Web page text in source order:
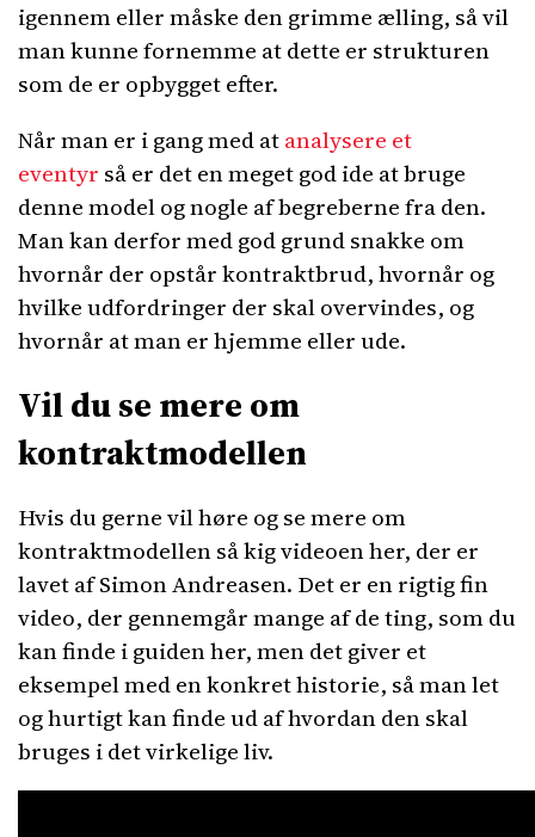
igennem eller måske den grimme ælling, så vil
man kunne fornemme at dette er strukturen
som de er opbygget efter.
Når man er i gang med atanalysere et
eventyr så er det en meget god ide at bruge
denne model og nogle af begreberne fra den.
Man kan derfor med god grund snakke om
hvornår der opstår kontraktbrud, hvornår og
hvilke udfordringer der skal overvindes, og
hvornår at man er hjemme eller ude.
Vil du se mere om
kontraktmodellen
Hvis du gerne vil høre og se mere om
kontraktmodellen så kig videoen her, der er
lavet af Simon Andreasen. Det er en rigtig fin
video, der gennemgår mange af de ting, som du
kan finde i guiden her, men det giver et
eksempel med en konkret historie, så man let
og hurtigt kan finde ud af hvordan den skal
bruges i det virkelige liv.